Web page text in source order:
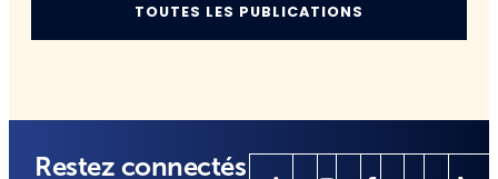
TOUTES LES PUBLICATIONS
Restez connectés